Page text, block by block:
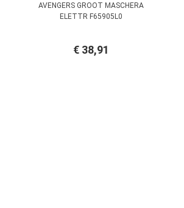
AVENGERS GROOT MASCHERA
ELETTR F65905L0
€ 38,91